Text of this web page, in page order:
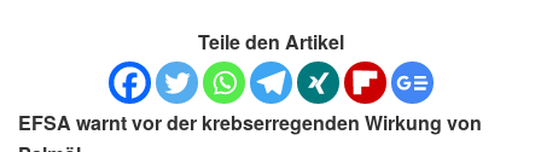
Teile den Artikel
EFSA warnt vor der krebserregenden Wirkung von